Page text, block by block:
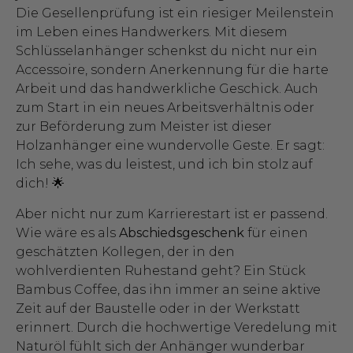
Die Gesellenprüfung ist ein riesiger Meilenstein
im Leben eines Handwerkers. Mit diesem
Schlüsselanhänger schenkst du nicht nur ein
Accessoire, sondern Anerkennung für die harte
Arbeit und das handwerkliche Geschick. Auch
zum Start in ein neues Arbeitsverhältnis oder
zur Beförderung zum Meister ist dieser
Holzanhänger eine wundervolle Geste. Er sagt:
Ich sehe, was du leistest, und ich bin stolz auf
dich! 🌟
Aber nicht nur zum Karrierestart ist er passend.
Wie wäre es als Abschiedsgeschenk für einen
geschätzten Kollegen, der in den
wohlverdienten Ruhestand geht? Ein Stück
Bambus Coffee, das ihn immer an seine aktive
Zeit auf der Baustelle oder in der Werkstatt
erinnert. Durch die hochwertige Veredelung mit
Naturöl fühlt sich der Anhänger wunderbar